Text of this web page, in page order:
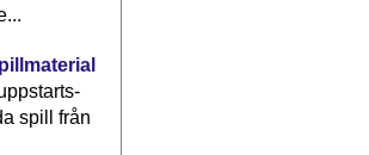
spill från